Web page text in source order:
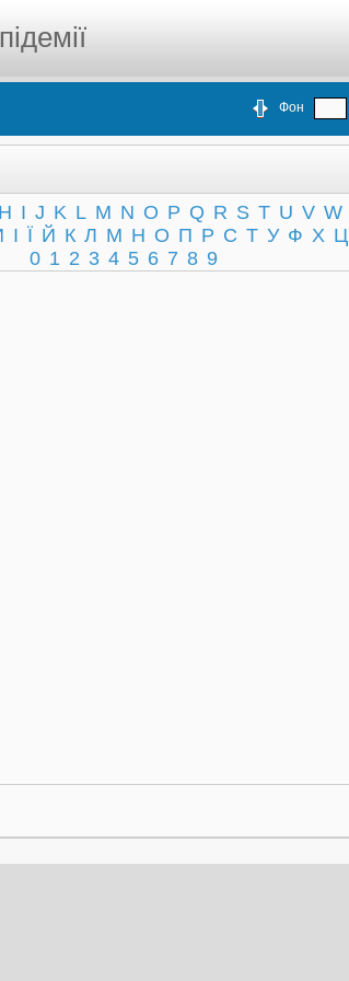
Фон
H I J K L M N O P Q R S T U V W
І Ї Й К Л М Н О П Р С Т У Ф Х Ц
0 1 2 3 4 5 6 7 8 9